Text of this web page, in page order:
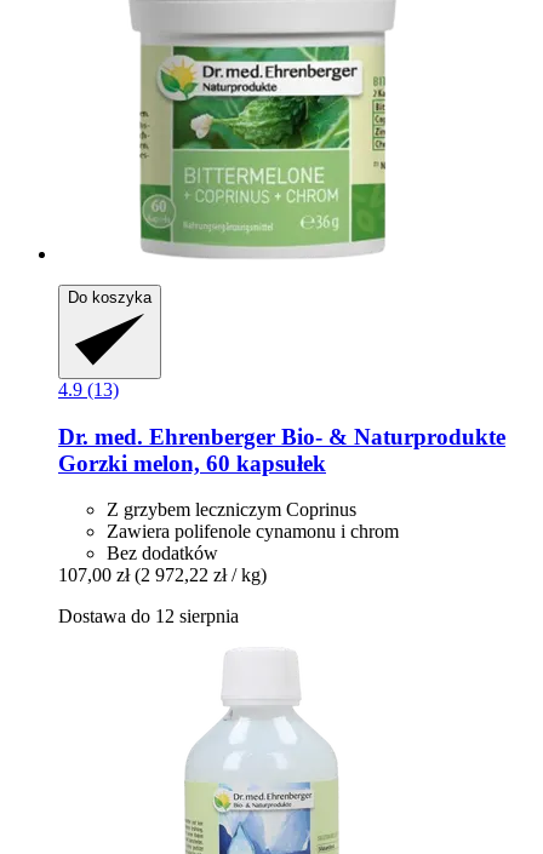
Do koszyka
4.9 (13)
Dr. med. Ehrenberger Bio- & Naturprodukte
Gorzki melon, 60 kapsułek
Z grzybem leczniczym Coprinus
Zawiera polifenole cynamonu i chrom
Bez dodatków
107,00 zł (2 972,22 zł / kg)
Dostawa do 12 sierpnia